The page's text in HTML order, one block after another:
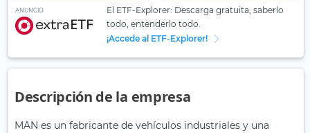
ANUNCIO
El ETF-Explorer: Descarga gratuita, saberlo
todo, entenderlo todo.
¡Accede al ETF-Explorer!
Descripción de la empresa
MAN es un fabricante de vehículos industriales y una